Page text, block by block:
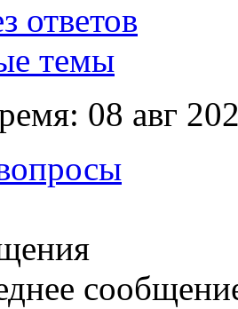
ответов
темы
08 авг